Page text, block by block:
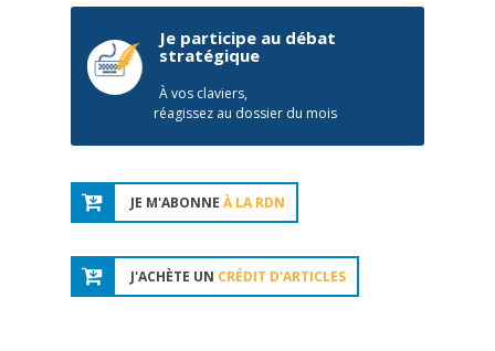
Je participe au débat
stratégique
À vos claviers,
réagissez au dossier du mois
JE M'ABONNE À LA RDN
J'ACHÈTE UN CRÉDIT D'ARTICLES